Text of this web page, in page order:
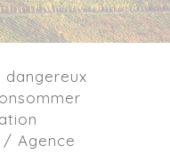
/ Agence